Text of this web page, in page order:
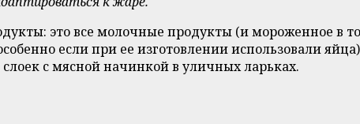
это все молочные продукты (и мороженное в
если при ее изготовлении использовали
с мясной начинкой в уличных ларьках.